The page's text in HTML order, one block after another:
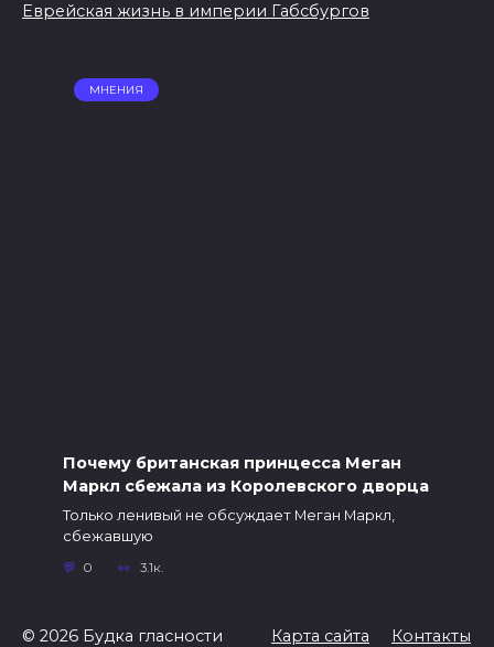
Еврейская жизнь в империи Габсбургов
МНЕНИЯ
Почему британская принцесса Меган
Mаркл сбежала из Королевского дворца
Только ленивый не обсуждает Меган Mаркл,
сбежавшую
0 3.1к.
© 2026 Будка гласности Карта сайта Контакты